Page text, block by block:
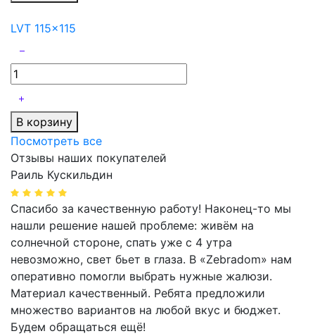
LVT 115x115
В корзину
Посмотреть все
Отзывы наших покупателей
Раиль Кускильдин
Спасибо за качественную работу! Наконец-то мы
нашли решение нашей проблеме: живём на
солнечной стороне, спать уже с 4 утра
невозможно, свет бьет в глаза. В «Zebradom» нам
оперативно помогли выбрать нужные жалюзи.
Материал качественный. Ребята предложили
множество вариантов на любой вкус и бюджет.
Будем обращаться ещё!